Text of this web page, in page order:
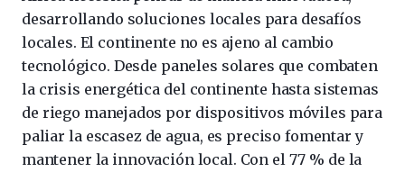
desarrollando soluciones locales para desafíos
locales. El continente no es ajeno al cambio
tecnológico. Desde paneles solares que combaten
la crisis energética del continente hasta sistemas
de riego manejados por dispositivos móviles para
paliar la escasez de agua, es preciso fomentar y
mantener la innovación local. Con el 77 % de la